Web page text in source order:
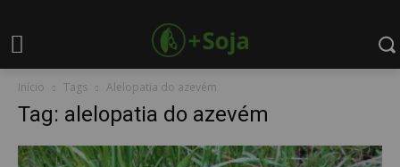
Início Tags Alelopatia do azevém
Tag: alelopatia do azevém